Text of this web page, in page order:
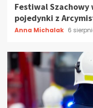
Festiwal Szachowy
pojedynki z
Anna Michalak 6